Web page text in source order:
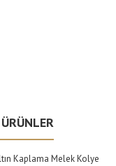
Kaplama Melek Kolye